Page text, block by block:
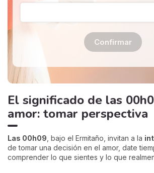
Confirmar
El significado de las
amor: tomar perspectiva
Las 00h09 , bajo el Ermitaño, invitan a la
de tomar una decisión en el amor, date
comprender lo que sientes y lo que